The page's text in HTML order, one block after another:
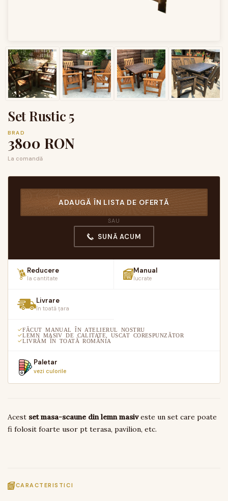
Set Rustic 5
BRAD
3800 RON
La comandă
ADAUGĂ ÎN LISTA DE OFERTĂ
SAU
SUNĂ ACUM
Reducere
la cantitate
Manual
lucrate
Livrare
în toată țara
FĂCUT MANUAL ÎN ATELIERUL NOSTRU
LEMN MASIV DE CALITATE, USCAT CORESPUNZĂTOR
LIVRĂM ÎN TOATĂ ROMÂNIA
Paletar
vezi culorile
Acest set masa-scaune din lemn masiveste un set care poate
fi folosit foarte usor pt terasa, pavilion, etc.
CARACTERISTICI